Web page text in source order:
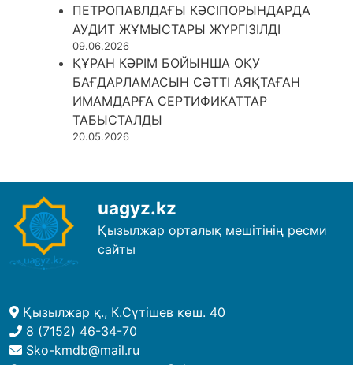
ПЕТРОПАВЛДАҒЫ КӘСІПОРЫНДАРДА
АУДИТ ЖҰМЫСТАРЫ ЖҮРГІЗІЛДІ
09.06.2026
ҚҰРАН КӘРІМ БОЙЫНША ОҚУ
БАҒДАРЛАМАСЫН СӘТТІ АЯҚТАҒАН
ИМАМДАРҒА СЕРТИФИКАТТАР
ТАБЫСТАЛДЫ
20.05.2026
uagyz.kz
Қызылжар орталық мешітінің ресми
сайты
Қызылжар қ., К.Сүтішев көш. 40
8 (7152) 46-34-70
Sko-kmdb@mail.ru